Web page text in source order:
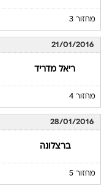
מחזור 3
21/01/2016
ריאל מדריד
מחזור 4
28/01/2016
ברצלונה
מחזור 5